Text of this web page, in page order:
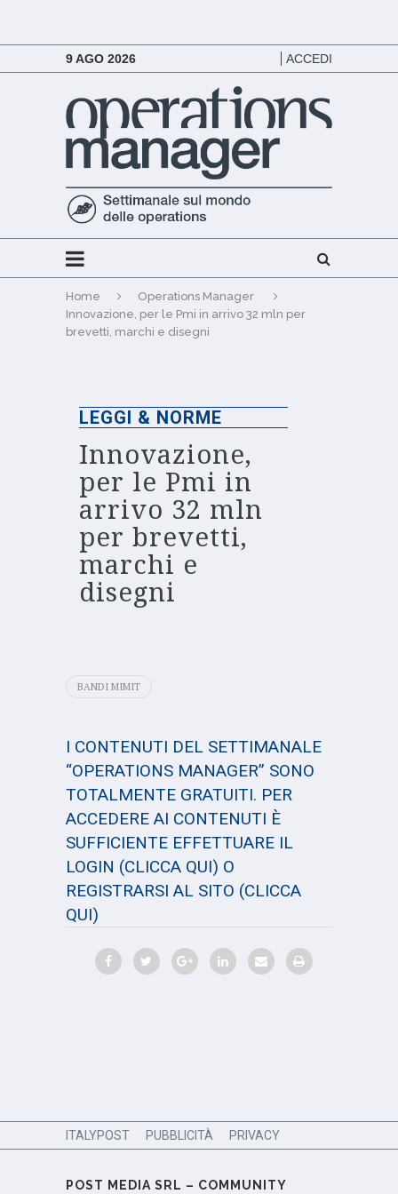
9 AGO 2026 ACCEDI
Home
Operations Manager
Innovazione, per le Pmi in arrivo 32 mln per
brevetti, marchi e disegni
LEGGI & NORME
Innovazione,
per le Pmi in
arrivo 32 mln
per brevetti,
marchi e
disegni
BANDI MIMIT
I CONTENUTI DEL SETTIMANALE
“OPERATIONS MANAGER” SONO
TOTALMENTE GRATUITI. PER
ACCEDERE AI CONTENUTI È
SUFFICIENTE EFFETTUARE IL
LOGIN (CLICCA QUI) O
REGISTRARSI AL SITO (CLICCA
QUI)
ITALYPOST PUBBLICITÀ PRIVACY
POST MEDIA SRL – COMMUNITY